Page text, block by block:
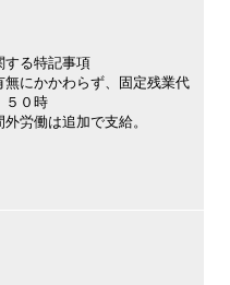
する特記事項
無にかかわらず、固定残業代
５０時
労働は追加で支給。